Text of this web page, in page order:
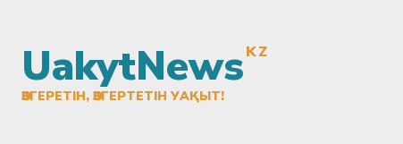
UakytNewsKZ
ӨЗГЕРЕТІН, ӨЗГЕРТЕТІН УАҚЫТ!